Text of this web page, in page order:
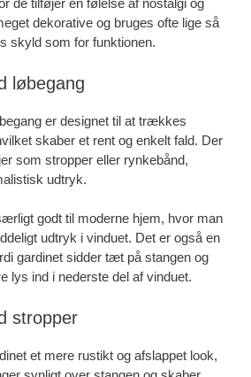
de tilføjer en følelse af nostalgi og
dekorative og bruges ofte lige så
skyld som for funktionen.
løbegang
er designet til at trækkes
skaber et rent og enkelt fald. Der
som stropper eller rynkebånd,
udtryk.
godt til moderne hjem, hvor man
udtryk i vinduet. Det er også en
gardinet sidder tæt på stangen og
lys ind i nederste del af vinduet.
stropper
et mere rustikt og afslappet look,